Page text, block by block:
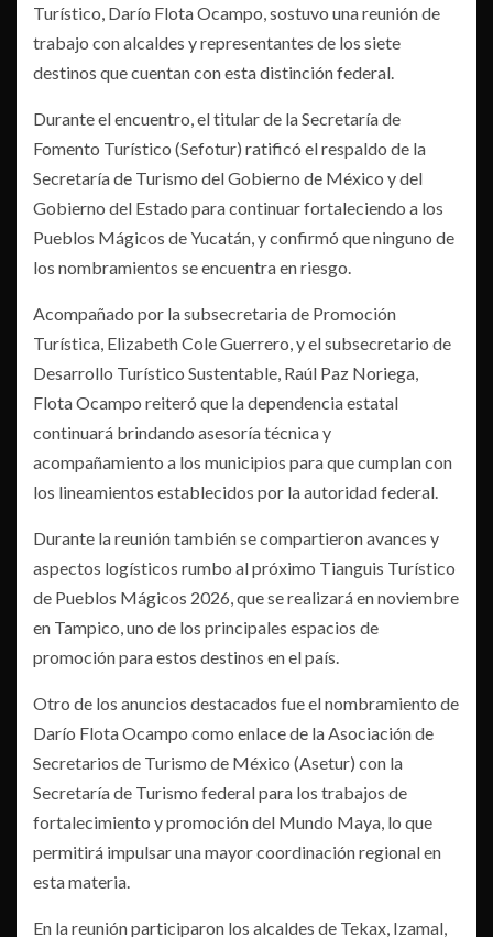
Turístico, Darío Flota Ocampo, sostuvo una reunión de
trabajo con alcaldes y representantes de los siete
destinos que cuentan con esta distinción federal.
Durante el encuentro, el titular de la Secretaría de
Fomento Turístico (Sefotur) ratificó el respaldo de la
Secretaría de Turismo del Gobierno de México y del
Gobierno del Estado para continuar fortaleciendo a los
Pueblos Mágicos de Yucatán, y confirmó que ninguno de
los nombramientos se encuentra en riesgo.
Acompañado por la subsecretaria de Promoción
Turística, Elizabeth Cole Guerrero, y el subsecretario de
Desarrollo Turístico Sustentable, Raúl Paz Noriega,
Flota Ocampo reiteró que la dependencia estatal
continuará brindando asesoría técnica y
acompañamiento a los municipios para que cumplan con
los lineamientos establecidos por la autoridad federal.
Durante la reunión también se compartieron avances y
aspectos logísticos rumbo al próximo Tianguis Turístico
de Pueblos Mágicos 2026, que se realizará en noviembre
en Tampico, uno de los principales espacios de
promoción para estos destinos en el país.
Otro de los anuncios destacados fue el nombramiento de
Darío Flota Ocampo como enlace de la Asociación de
Secretarios de Turismo de México (Asetur) con la
Secretaría de Turismo federal para los trabajos de
fortalecimiento y promoción del Mundo Maya, lo que
permitirá impulsar una mayor coordinación regional en
esta materia.
En la reunión participaron los alcaldes de Tekax, Izamal,